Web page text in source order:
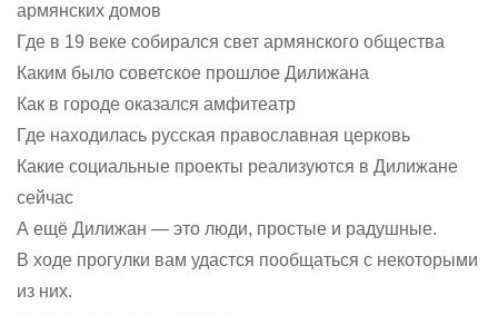
армянских домов
Где в 19 веке собирался свет армянского общества
Каким было советское прошлое Дилижана
Как в городе оказался амфитеатр
Где находилась русская православная церковь
Какие социальные проекты реализуются в Дилижане
сейчас
А ещё Дилижан — это люди, простые и радушные.
В ходе прогулки вам удастся пообщаться с некоторыми
из них.